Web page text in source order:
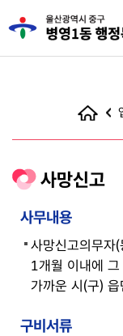
사망신고
사무내용
사망신고의무자
1개월 이내에
가까운 시(구)
구비서류